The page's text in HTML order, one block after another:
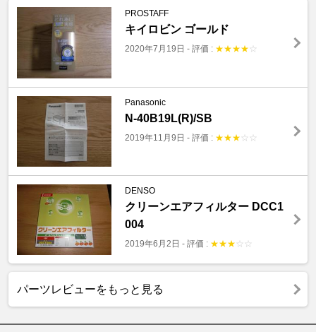
PROSTAFF
キイロビン ゴールド
2020年7月19日 - 評価 : ★★★★ ☆
Panasonic
N-40B19L(R)/SB
2019年11月9日 - 評価 : ★★★ ☆ ☆
DENSO
クリーンエアフィルター DCC1
004
2019年6月2日 - 評価 : ★★★ ☆ ☆
パーツレビューをもっと見る